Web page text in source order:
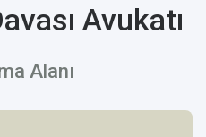
Avukatı
Alanı